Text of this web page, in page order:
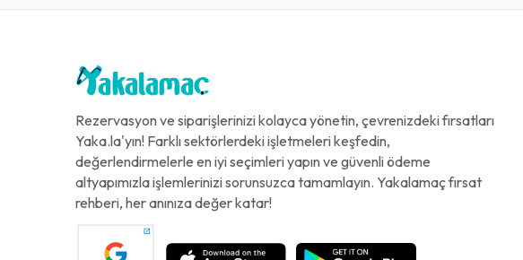
Rezervasyon ve siparişlerinizi kolayca yönetin, çevrenizdeki fırsatları
Yaka.la'yın! Farklı sektörlerdeki işletmeleri keşfedin,
değerlendirmelerle en iyi seçimleri yapın ve güvenli ödeme
altyapımızla işlemlerinizi sorunsuzca tamamlayın. Yakalamaç fırsat
rehberi, her anınıza değer katar!